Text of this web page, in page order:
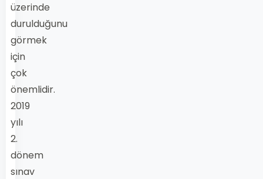
üzerinde
durulduğunu
görmek
için
çok
önemlidir.
2019
yılı
2.
dönem
sınav